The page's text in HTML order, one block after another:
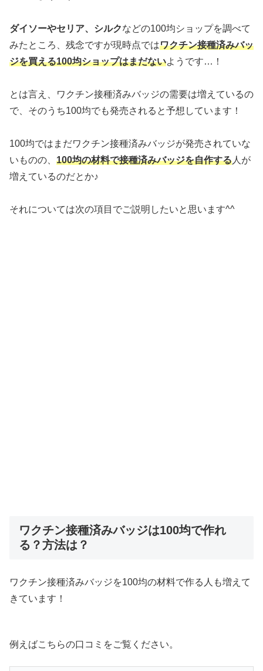
ダイソーやセリア、シルクなどの100均ショップを調べて
みたところ、残念ですが現時点ではワクチン接種済みバッ
ジを買える100均ショップはまだないようです…！
とは言え、ワクチン接種済みバッジの需要は増えているの
で、そのうち100均でも発売されると予想しています！
100均ではまだワクチン接種済みバッジが発売されていな
いものの、 100均の材料で接種済みバッジを自作する 人が
増えているのだとか♪
それについては次の項目でご説明したいと思います^^
ワクチン接種済みバッジは100均で作れ
る？方法は？
ワクチン接種済みバッジを100均の材料で作る人も増えて
きています！
例えばこちらの口コミをご覧ください。